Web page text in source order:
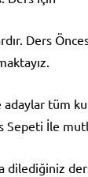
Ders
adaylar tüm
Sepeti İle
dilediğiniz